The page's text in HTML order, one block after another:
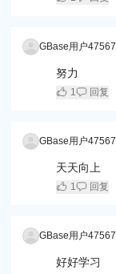
GBase用户47567
努力
1 回复
GBase用户47567
天天向上
1 回复
GBase用户47567
好好学习